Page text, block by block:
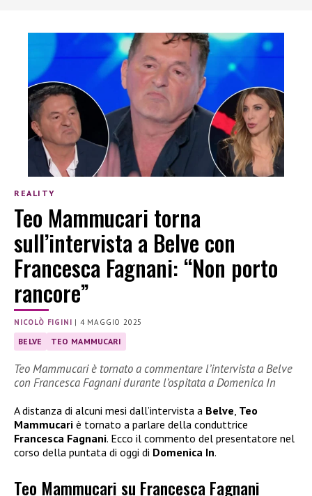
REALITY
Teo Mammucari torna
sull’intervista a Belve con
Francesca Fagnani: “Non porto
rancore”
NICOLÒ FIGINI | 4 MAGGIO 2025
BELVE TEO MAMMUCARI
Teo Mammucari è tornato a commentare l’intervista a Belve
con Francesca Fagnani durante l’ospitata a Domenica In
A distanza di alcuni mesi dall’intervista a Belve, Teo
Mammucari è tornato a parlare della conduttrice
Francesca Fagnani. Ecco il commento del presentatore nel
corso della puntata di oggi di Domenica In.
Teo Mammucari su Francesca Fagnani